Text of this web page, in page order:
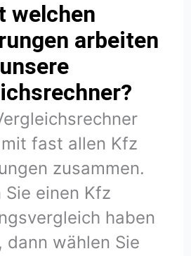
welchen
arbeiten
unsere
fast allen Kfz
zusammen.
Sie einen Kfz
haben
dann wählen Sie